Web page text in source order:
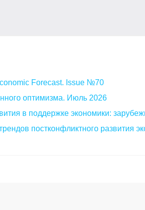
Forecast. Issue №70
оптимизма. Июль 2026
в поддержке экономики:
постконфликтного развития